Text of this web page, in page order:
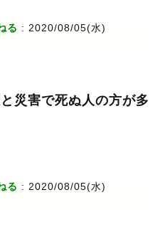
る : 2020/08/05(水)
災害で死ぬ人の方が多
る : 2020/08/05(水)